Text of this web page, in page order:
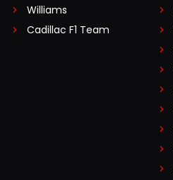
Williams
Cadillac F1 Team